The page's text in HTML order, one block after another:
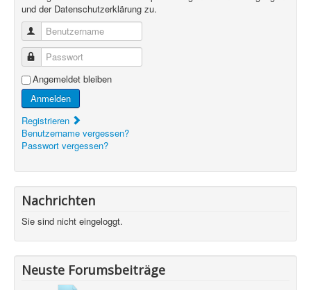
und der Datenschutzerklärung zu.
Benutzername
Passwort
Angemeldet bleiben
Anmelden
Registrieren
Benutzername vergessen?
Passwort vergessen?
Nachrichten
Sie sind nicht eingeloggt.
Neuste Forumsbeiträge